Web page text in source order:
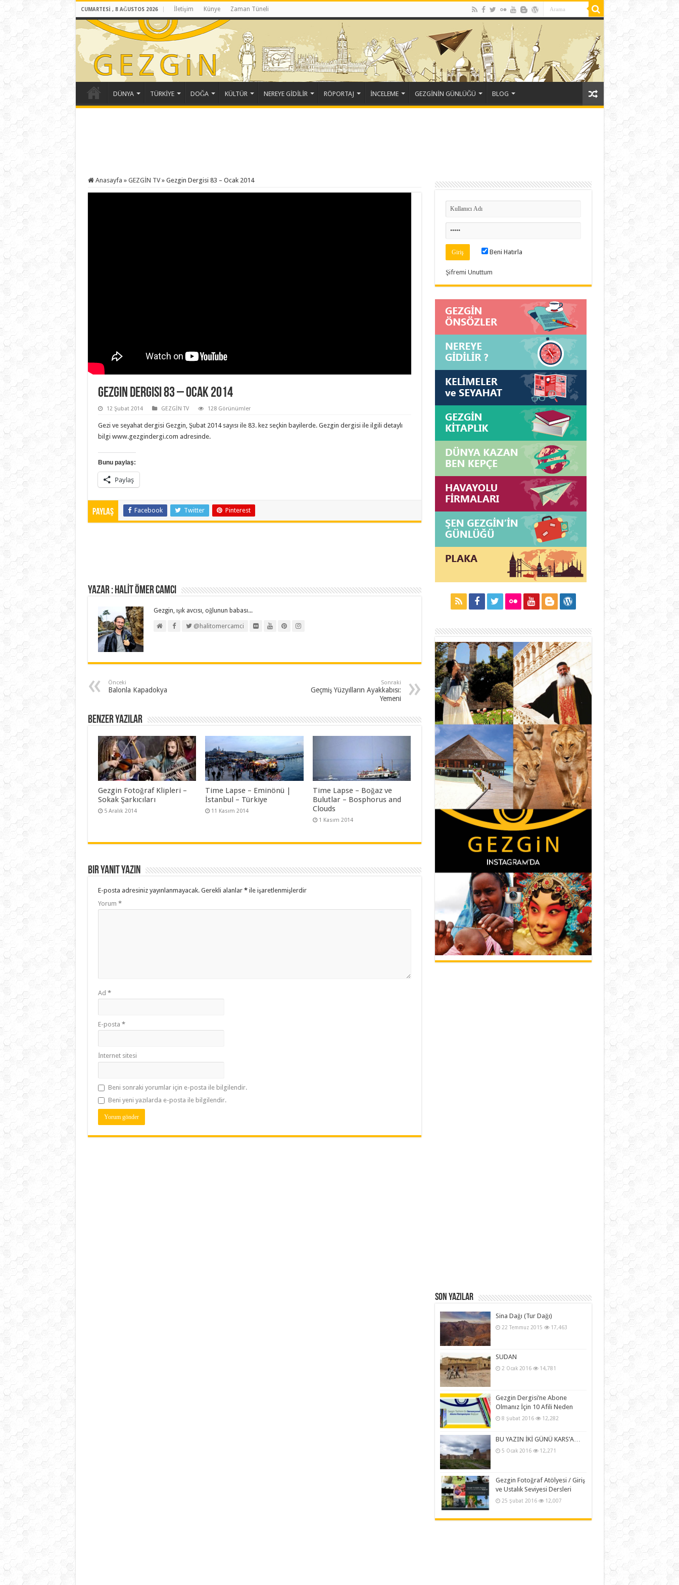
CUMARTESI , 8 AĞUSTOS 2026 İletişim Künye Zaman Tüneli
DÜNYA TÜRKİYE DOĞA KÜLTÜR NEREYE GİDİLİR RÖPORTAJ İNCELEME GEZGİNİN GÜNLÜĞÜ BLOG
Anasayfa » GEZGİN TV » Gezgin Dergisi 83 – Ocak 2014
Gezgin Dergisi 83 – Ocak 2014
12 Şubat 2014 GEZGİN TV 128 Görünümler
Gezi ve seyahat dergisi Gezgin, Şubat 2014 sayısı ile 83. kez seçkin bayilerde. Gezgin dergisi ile ilgili detaylı
bilgi www.gezgindergi.com adresinde.
Bunu paylaş:
Paylaş
Paylaş Facebook Twitter Pinterest
Yazar : HALİT ÖMER CAMCI
Gezgin, ışık avcısı, oğlunun babası...
@halitomercamci
Önceki
Balonla Kapadokya
Sonraki
Geçmiş Yüzyılların Ayakkabısı:
Yemeni
Benzer Yazılar
Gezgin Fotoğraf Klipleri –
Sokak Şarkıcıları
5 Aralık 2014
Time Lapse – Eminönü |
İstanbul – Türkiye
11 Kasım 2014
Time Lapse – Boğaz ve
Bulutlar – Bosphorus and
Clouds
1 Kasım 2014
Bir yanıt yazın
E-posta adresiniz yayınlanmayacak. Gerekli alanlar *ile işaretlenmişlerdir
Yorum *
Ad *
E-posta *
İnternet sitesi
Beni sonraki yorumlar için e-posta ile bilgilendir.
Beni yeni yazılarda e-posta ile bilgilendir.
Beni Hatırla
Şifremi Unuttum
Son Yazılar
Sina Dağı (Tur Dağı)
22 Temmuz 2015 17,463
SUDAN
2 Ocak 2016 14,781
Gezgin Dergisi’ne Abone
Olmanız İçin 10 Afili Neden
8 Şubat 2016 12,282
BU YAZIN İKİ GÜNÜ KARS’A…
5 Ocak 2016 12,271
Gezgin Fotoğraf Atölyesi / Giriş
ve Ustalık Seviyesi Dersleri
25 Şubat 2016 12,007